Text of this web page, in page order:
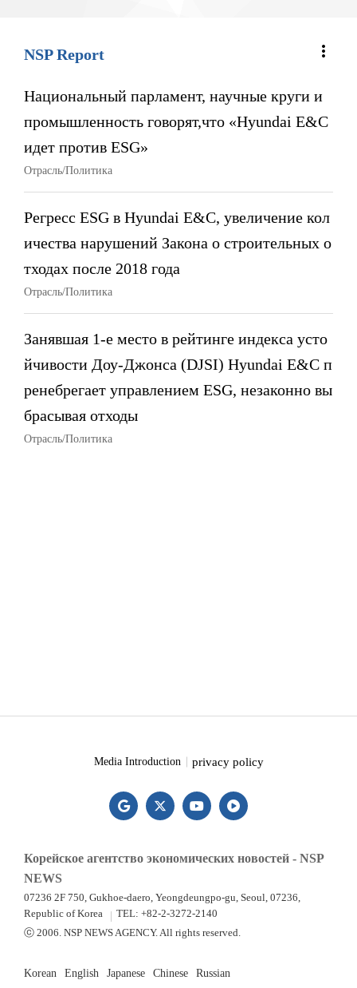
NSP Report more_vert
Национальный парламент, научные круги и
промышленность говорят,что «Hyundai E&C
идет против ESG»
Отрасль/Политика
Регресс ESG в Hyundai E&C, увеличение кол
ичества нарушений Закона о строительных о
тходах после 2018 года
Отрасль/Политика
Занявшая 1-е место в рейтинге индекса усто
йчивости Доу-Джонса (DJSI) Hyundai E&C п
ренебрегает управлением ESG, незаконно вы
брасывая отходы
Отрасль/Политика
Media Introduction privacy policy
Корейское агентство экономических новостей - NSP
NEWS
07236 2F 750, Gukhoe-daero, Yeongdeungpo-gu, Seoul, 07236,
Republic of Korea
TEL: +82-2-3272-2140
ⓒ 2006. NSP NEWS AGENCY. All rights reserved.
Korean English Japanese Chinese Russian